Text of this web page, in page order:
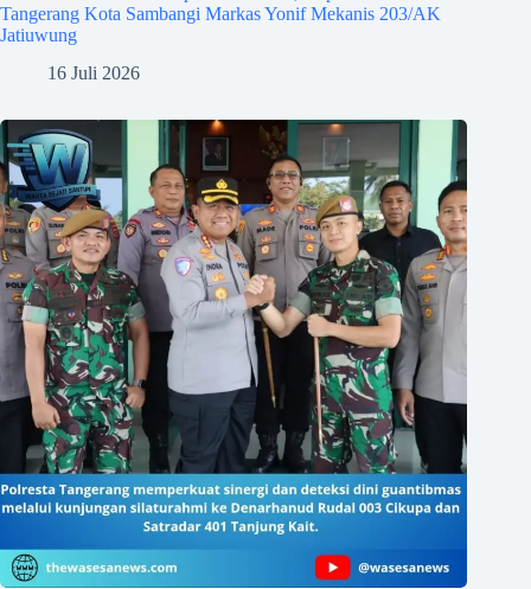
Tangerang Kota Sambangi Markas Yonif Mekanis 203/AK
Jatiuwung
16 Juli 2026